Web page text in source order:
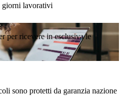
giorni lavorativi
per ricevere in esclusiva le
sono protetti da garanzia nazione